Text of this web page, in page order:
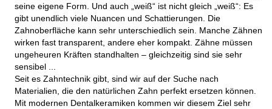
seine eigene Form. Und auch „weiß“ ist nicht gleich „weiß“: Es
gibt unendlich viele Nuancen und Schattierungen. Die
Zahnoberfläche kann sehr unterschiedlich sein. Manche Zähnen
wirken fast transparent, andere eher kompakt. Zähne müssen
ungeheuren Kräften standhalten – gleichzeitig sind sie sehr
sensibel ...
Seit es Zahntechnik gibt, sind wir auf der Suche nach
Materialien, die den natürlichen Zahn perfekt ersetzen können.
Mit modernen Dentalkeramiken kommen wir diesem Ziel sehr